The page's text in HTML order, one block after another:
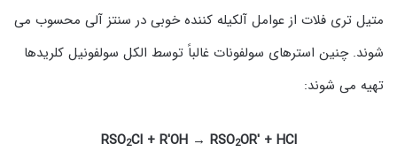
متیل تری فلات از عوامل آلکیله کننده خوبی در سنتز آلی محسوب می
شوند. چنین استرهای سولفونات غالباً توسط الکل سولفونیل کلریدها
تهیه می شوند:
RSO2Cl + R′OH → RSO2OR′ + HCl